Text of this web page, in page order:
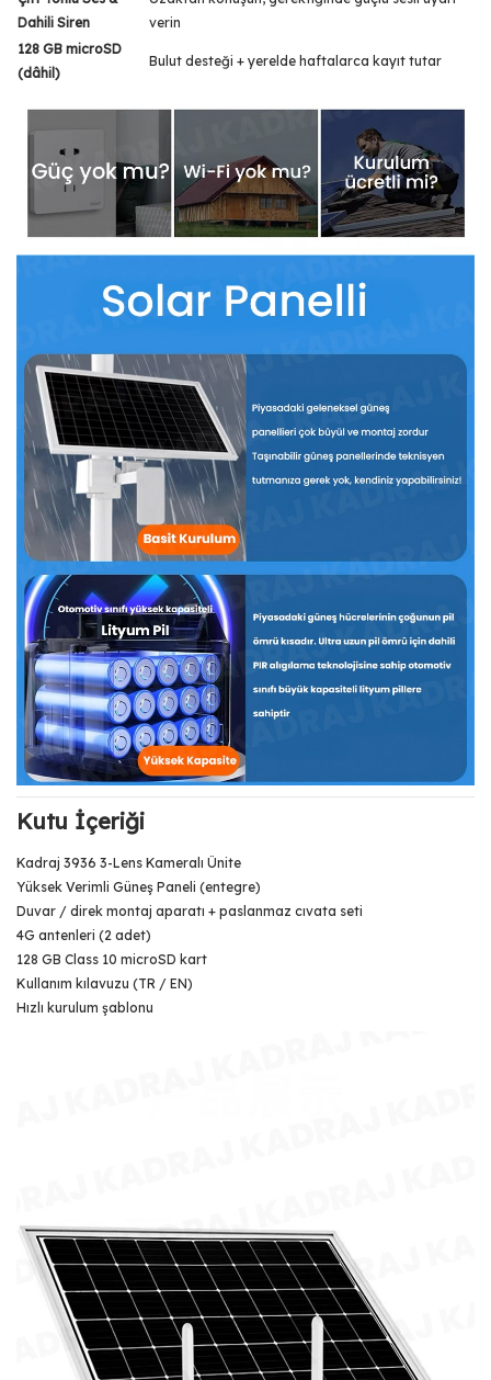
Dahili Siren
verin
128 GB microSD
(dâhil)
Bulut desteği + yerelde haftalarca kayıt tutar
Kutu İçeriği
Kadraj 3936 3-Lens Kameralı Ünite
Yüksek Verimli Güneş Paneli (entegre)
Duvar / direk montaj aparatı + paslanmaz cıvata seti
4G antenleri (2 adet)
128 GB Class 10 microSD kart
Kullanım kılavuzu (TR / EN)
Hızlı kurulum şablonu